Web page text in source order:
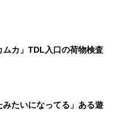
ムカ」TDL入口の荷物検査
みたいになってる」ある遊